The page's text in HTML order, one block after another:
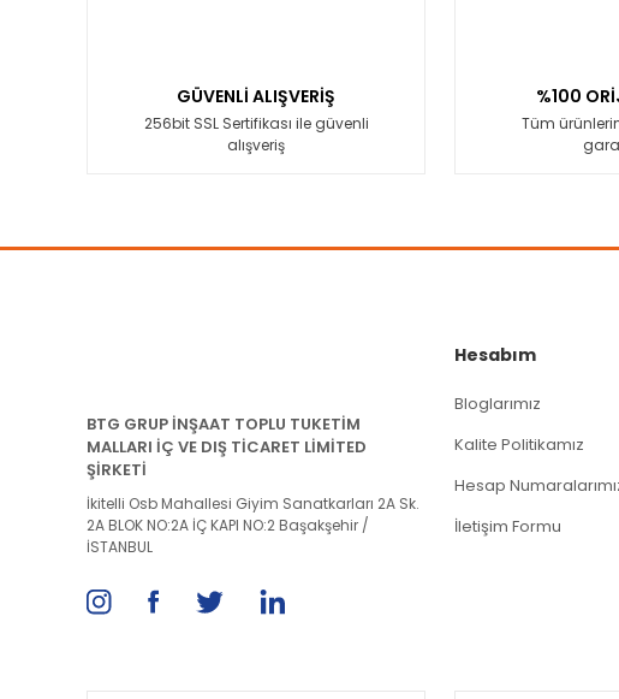
Ürün bilgilerinde hatalar bulunuyor.
Ürün fiyatı diğer sitelerden daha pahalı.
GÜVENLİ ALIŞVERİŞ
256bit SSL Sertifikası ile güvenli
alışveriş
%100
Tüm
BTG GRUP İNŞAAT TOPLU TUKETİM
MALLARI İÇ VE DIŞ TİCARET LİMİTED
ŞİRKETİ
İkitelli Osb Mahallesi Giyim Sanatkarları 2A Sk.
2A BLOK NO:2A İÇ KAPI NO:2 Başakşehir /
İSTANBUL
Hesabım
Bloglarımız
Kalite Politikamız
Hesap
İletişim Formu